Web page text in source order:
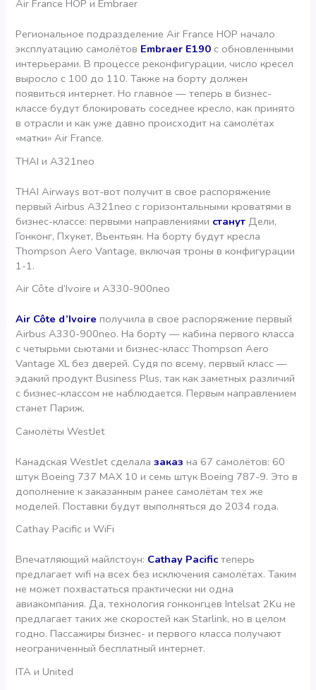
Air France HOP и Embraer
Региональное подразделение Air France HOP начало
эксплуатацию самолётов Embraer Е190 c обновленными
интерьерами. В процессе реконфигурации, число кресел
выросло с 100 до 110. Также на борту должен
появиться интернет. Но главное — теперь в бизнес-
классе будут блокировать соседнее кресло, как принято
в отрасли и как уже давно происходит на самолётах
«матки» Air France.
THAI и A321neo
THAI Airways вот-вот получит в свое распоряжение
первый Airbus A321neo с горизонтальными кроватями в
бизнес-классе: первыми направлениями станут Дели,
Гонконг, Пхукет, Вьентьян. На борту будут кресла
Thompson Aero Vantage, включая троны в конфигурации
1-1.
Air Côte d’Ivoire и A330-900neo
Air Côte d’Ivoire получила в свое распоряжение первый
Airbus A330-900neo. На борту — кабина первого класса
с четырьми сьютами и бизнес-класс Thompson Aero
Vantage XL без дверей. Судя по всему, первый класс —
эдакий продукт Business Plus, так как заметных различий
с бизнес-классом не наблюдается. Первым направлением
станет Париж.
Самолёты WestJet
Канадская WestJet сделалазаказна 67 самолётов: 60
штук Boeing 737 MAX 10 и семь штук Boeing 787-9. Это в
дополнение к заказанным ранее самолётам тех же
моделей. Поставки будут выполняться до 2034 года.
Cathay Pacific и WiFi
Впечатляющий майлстоун: Cathay Pacific теперь
предлагает wifi на всех без исключения самолётах. Таким
не может похвастаться практически ни одна
авиакомпания. Да, технология гонконгцев Intelsat 2Ku не
предлагает таких же скоростей как Starlink, но в целом
годно. Пассажиры бизнес- и первого класса получают
неограниченный бесплатный интернет.
ITA и United